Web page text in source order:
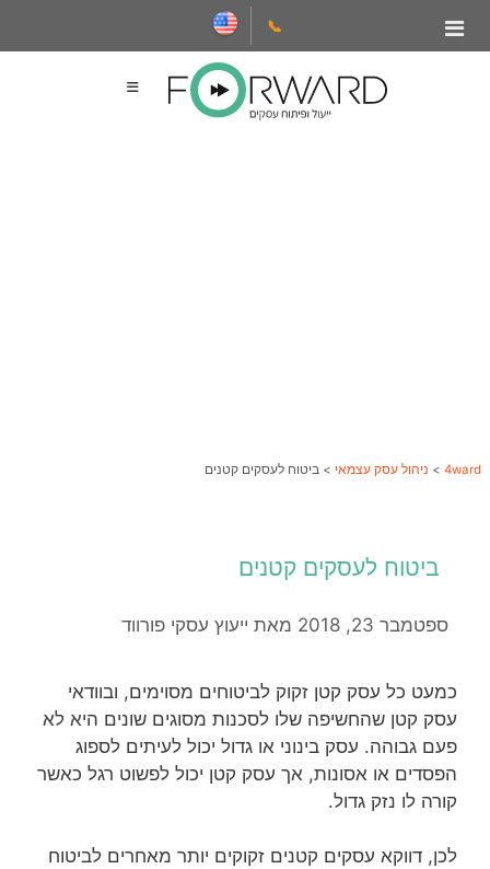
לתוכן
📞
4ward
> ניהול עסק עצמאי > ביטוח לעסקים קטנים
ביטוח לעסקים קטנים
ספטמבר 23, 2018 מאת ייעוץ עסקי פורווד
כמעט כל עסק קטן זקוק לביטוחים מסוימים, ובוודאי
עסק קטן שהחשיפה שלו לסכנות מסוגים שונים היא לא
פעם גבוהה. עסק בינוני או גדול יכול לעיתים לספוג
הפסדים או אסונות, אך עסק קטן יכול לפשוט רגל כאשר
קורה לו נזק גדול.
לכן, דווקא עסקים קטנים זקוקים יותר מאחרים לביטוח